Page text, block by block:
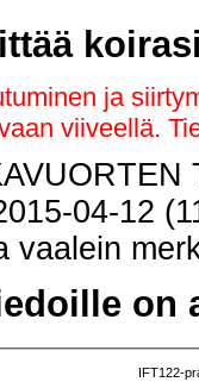
ja
viiveellä.
04-12
vaalein
on
IFT122-